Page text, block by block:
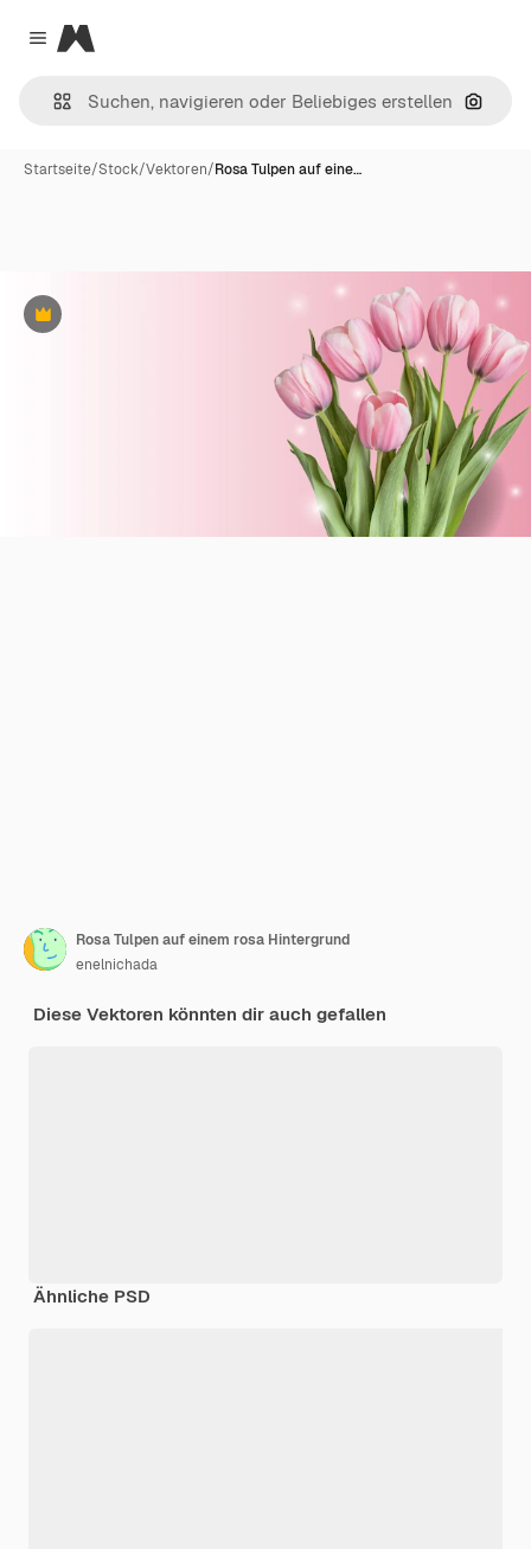
Close menu
Magnific
Nach
Startseite/Stock/Vektoren/Rosa Tulpen auf eine…
Premium
Rosa Tulpen auf einem rosa Hintergrund
enelnichada
Diese Vektoren könnten dir auch gefallen
Ähnliche PSD